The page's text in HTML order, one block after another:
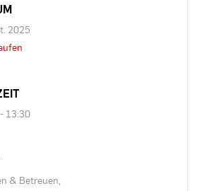
2025
13:30
& Betreuen,